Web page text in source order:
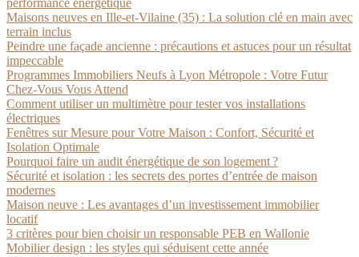
performance énergétique
Maisons neuves en Ille-et-Vilaine (35) : La solution clé en main avec
terrain inclus
Peindre une façade ancienne : précautions et astuces pour un résultat
impeccable
Programmes Immobiliers Neufs à Lyon Métropole : Votre Futur
Chez-Vous Vous Attend
Comment utiliser un multimètre pour tester vos installations
électriques
Fenêtres sur Mesure pour Votre Maison : Confort, Sécurité et
Isolation Optimale
Pourquoi faire un audit énergétique de son logement ?
Sécurité et isolation : les secrets des portes d’entrée de maison
modernes
Maison neuve : Les avantages d’un investissement immobilier
locatif
3 critères pour bien choisir un responsable PEB en Wallonie
Mobilier design : les styles qui séduisent cette année